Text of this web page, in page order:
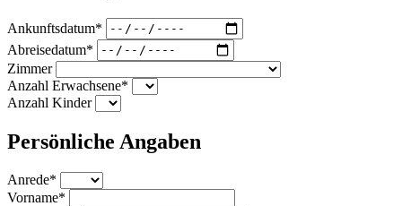
Ankunftsdatum*
Abreisedatum*
Zimmer
Anzahl Erwachsene*
Anzahl Kinder
Persönliche Angaben
Anrede*
Vorname*